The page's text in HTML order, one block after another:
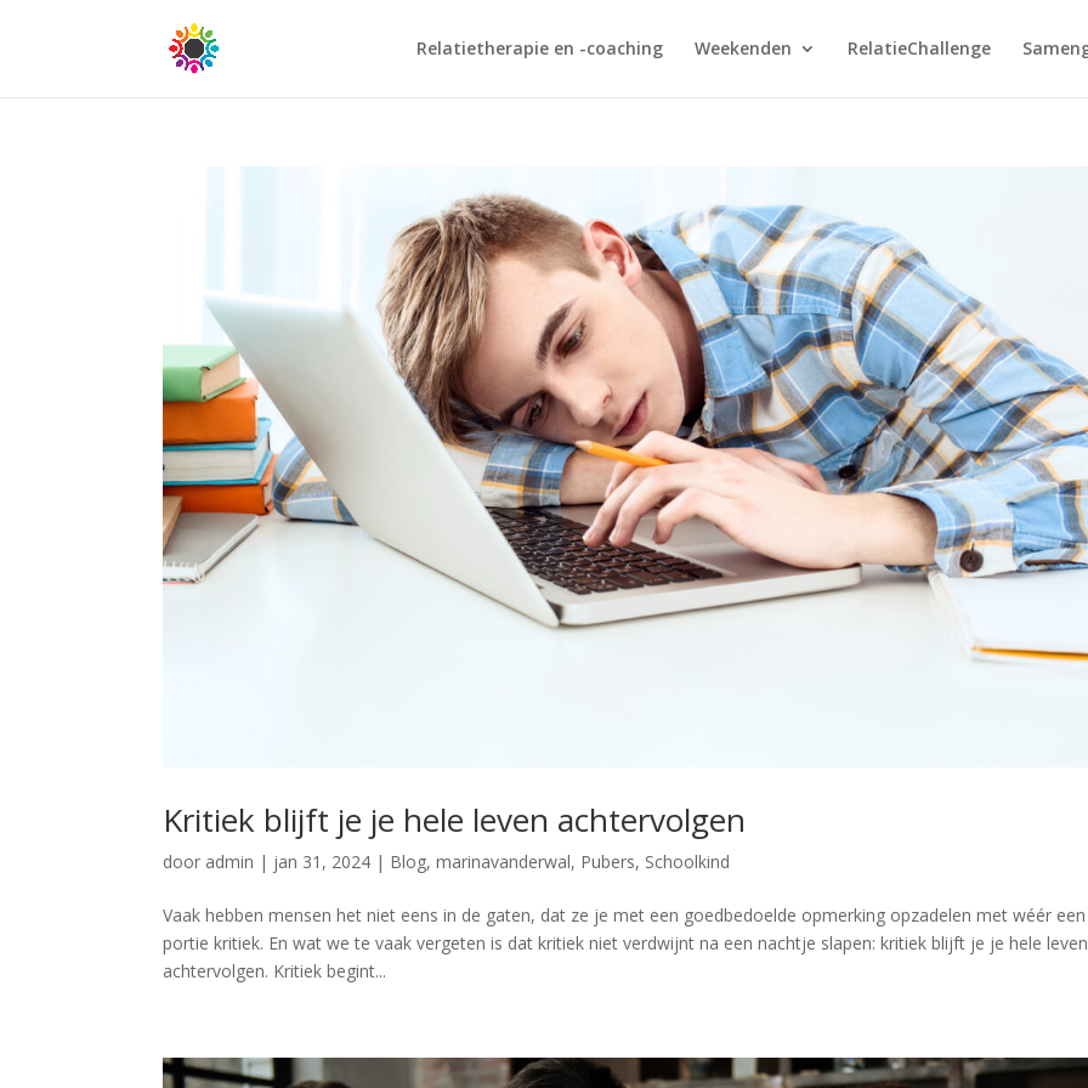
Relatietherapie en -coaching Weekenden RelatieChallenge
Kritiek blijft je je hele leven achtervolgen
door admin | jan 31, 2024 | Blog,marinavanderwal, Pubers, Schoolkind
Vaak hebben mensen het niet eens in de gaten, dat ze je met een goedbedoelde opmerking opzadelen met wéér een
portie kritiek. En wat we te vaak vergeten is dat kritiek niet verdwijnt na een nachtje slapen: kritiek blijft je je hele leven
achtervolgen. Kritiek begint...